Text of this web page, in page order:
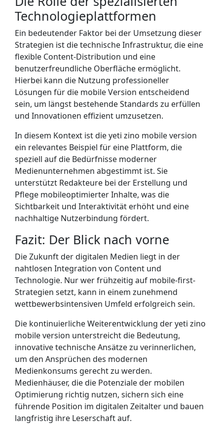
Technologieplattformen
Ein bedeutender Faktor bei der Umsetzung dieser
Strategien ist die technische Infrastruktur, die eine
flexible Content-Distribution und eine
benutzerfreundliche Oberfläche ermöglicht.
Hierbei kann die Nutzung professioneller
Lösungen für die mobile Version entscheidend
sein, um längst bestehende Standards zu erfüllen
und Innovationen effizient umzusetzen.
In diesem Kontext ist die yeti zino mobile version
ein relevantes Beispiel für eine Plattform, die
speziell auf die Bedürfnisse moderner
Medienunternehmen abgestimmt ist. Sie
unterstützt Redakteure bei der Erstellung und
Pflege mobileoptimierter Inhalte, was die
Sichtbarkeit und Interaktivität erhöht und eine
nachhaltige Nutzerbindung fördert.
Fazit: Der Blick nach vorne
Die Zukunft der digitalen Medien liegt in der
nahtlosen Integration von Content und
Technologie. Nur wer frühzeitig auf mobile-first-
Strategien setzt, kann in einem zunehmend
wettbewerbsintensiven Umfeld erfolgreich sein.
Die kontinuierliche Weiterentwicklung der yeti zino
mobile version unterstreicht die Bedeutung,
innovative technische Ansätze zu verinnerlichen,
um den Ansprüchen des modernen
Medienkonsums gerecht zu werden.
Medienhäuser, die die Potenziale der mobilen
Optimierung richtig nutzen, sichern sich eine
führende Position im digitalen Zeitalter und bauen
langfristig ihre Leserschaft auf.